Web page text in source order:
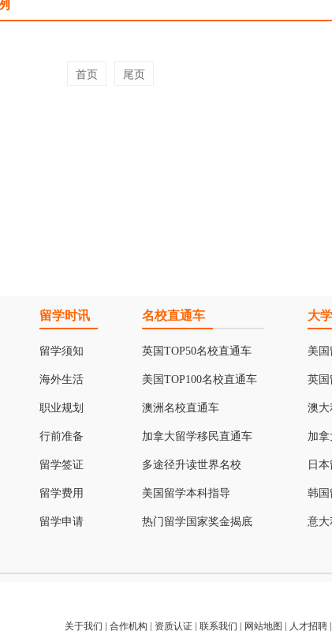
首页 尾页
留学时讯
留学须知
海外生活
职业规划
行前准备
留学签证
留学费用
留学申请
名校直通车
英国TOP50名校直通车
美国TOP100名校直通车
澳洲名校直通车
加拿大留学移民直通车
多途径升读世界名校
美国留学本科指导
热门留学国家奖金揭底
大
美国
英国
澳大
加
日
韩国
意大
关于我们 | 合作机构 | 资质认证| 联系我们 | 网站地图 | 人才招聘|